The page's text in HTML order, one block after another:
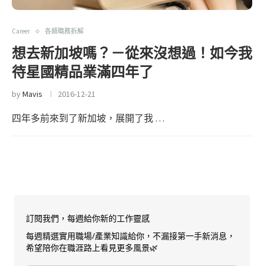
Career 各類職務拆解
想去新加坡嗎？－從來沒想過！如今我
待星國精品業滿四年了
byMavis 2016-12-21
四年多前來到了新加坡，展開了我 …
訂閱我們，每週給你新的工作靈感
每週精選實用職場/產業知識給你，不漏接第一手新消息，
希望陪你在職涯路上看見更多風景🌿